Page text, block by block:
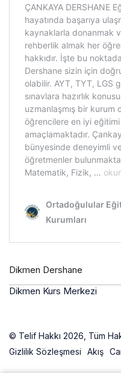
Dikmen Dershane
Dikmen Kurs Merkezi
© Telif Hakkı 2026, Tüm
Gizlilik Sözleşmesi
Akış